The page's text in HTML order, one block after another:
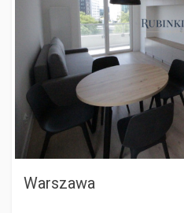
Warszawa